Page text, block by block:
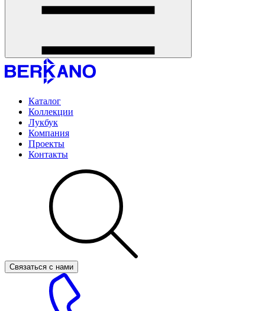
Каталог
Коллекции
Лукбук
Компания
Проекты
Контакты
Связаться с нами